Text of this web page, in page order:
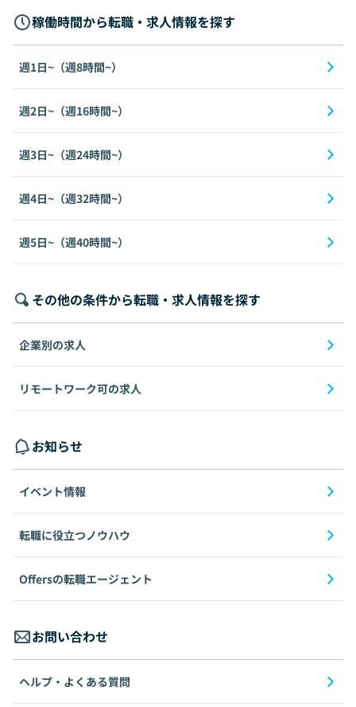
稼働時間から転職・求人情報を探す
週1日~（週8時間~）
週2日~（週16時間~）
週3日~（週24時間~）
週4日~（週32時間~）
週5日~（週40時間~）
その他の条件から転職・求人情報を探す
企業別の求人
リモートワーク可の求人
お知らせ
イベント情報
転職に役立つノウハウ
Offersの転職エージェント
お問い合わせ
ヘルプ・よくある質問